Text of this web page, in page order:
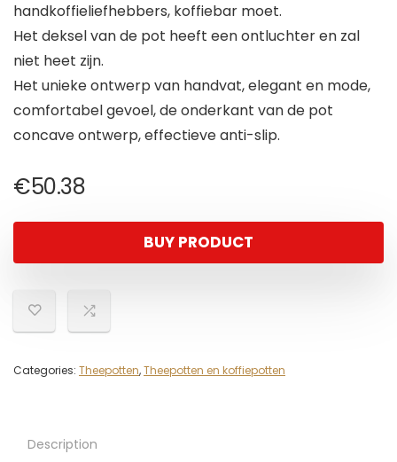
handkoffieliefhebbers, koffiebar moet.
Het deksel van de pot heeft een ontluchter en zal
niet heet zijn.
Het unieke ontwerp van handvat, elegant en mode,
comfortabel gevoel, de onderkant van de pot
concave ontwerp, effectieve anti-slip.
€50.38
BUY PRODUCT
Categories: Theepotten,Theepotten en koffiepotten
Description